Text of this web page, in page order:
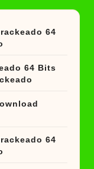
64
64 Bits
64